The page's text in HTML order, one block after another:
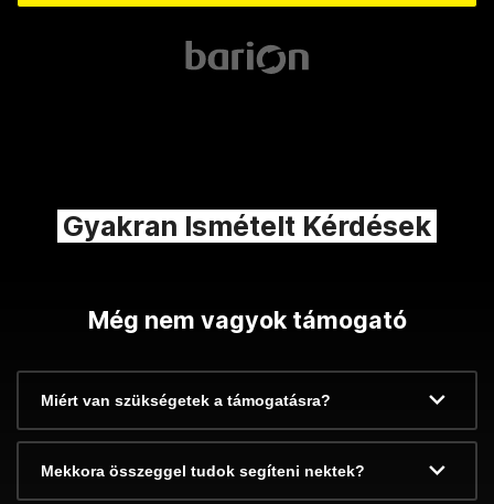
Gyakran Ismételt Kérdések
Még nem vagyok támogató
Miért van szükségetek a támogatásra?
Mekkora összeggel tudok segíteni nektek?